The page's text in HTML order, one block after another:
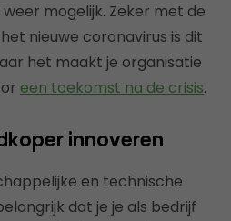
mogelijk. Zeker met de
nieuwe coronavirus is dit
het maakt je organisatie
een toekomst na de crisis.
innoveren
en technische
dat je je als bedrijf